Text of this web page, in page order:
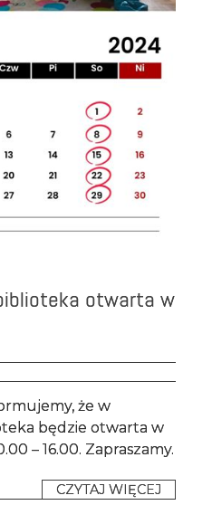
otwarta w
że w
będzie otwarta w
– 16.00. Zapraszamy.
CZYTAJ WIĘCEJ